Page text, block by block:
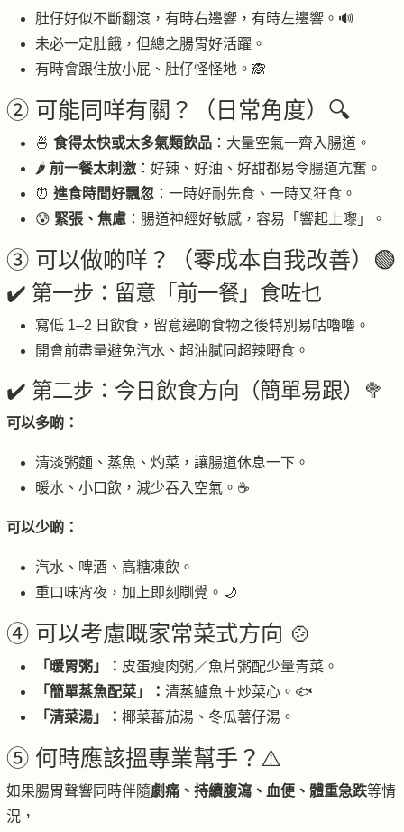
肚仔好似不斷翻滾，有時右邊響，有時左邊響。🔊
未必一定肚餓，但總之腸胃好活躍。
有時會跟住放小屁、肚仔怪怪地。🙈
② 可能同咩有關？（日常角度）🔍
🍜 食得太快或太多氣類飲品 ：大量空氣一齊入腸道。
🌶 前一餐太刺激 ：好辣、好油、好甜都易令腸道亢奮。
⏰ 進食時間好飄忽 ：一時好耐先食、一時又狂食。
😰 緊張、焦慮 ：腸道神經好敏感，容易「響起上嚟」。
③ 可以做啲咩？（零成本自我改善）🟢
✔️ 第一步：留意「前一餐」食咗乜
寫低 1–2 日飲食，留意邊啲食物之後特別易咕嚕嚕。
開會前盡量避免汽水、超油膩同超辣嘢食。
✔️ 第二步：今日飲食方向（簡單易跟）🥦
可以多啲：
清淡粥麵、蒸魚、灼菜，讓腸道休息一下。
暖水、小口飲，減少吞入空氣。☕
可以少啲：
汽水、啤酒、高糖凍飲。
重口味宵夜，加上即刻瞓覺。🌙
④ 可以考慮嘅家常菜式方向 🍲
「暖胃粥」： 皮蛋瘦肉粥／魚片粥配少量青菜。
「簡單蒸魚配菜」： 清蒸鱸魚＋炒菜心。🐟
「清菜湯」： 椰菜蕃茄湯、冬瓜薯仔湯。
⑤ 何時應該搵專業幫手？⚠️
如果腸胃聲響同時伴隨劇痛、持續腹瀉、血便、體重急跌等情
況，